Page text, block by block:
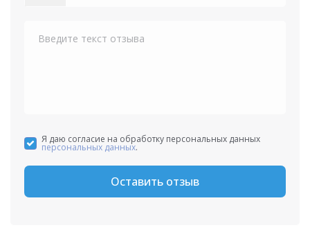
Я даю согласие на обработку персональных данных
персональных данных.
Оставить отзыв